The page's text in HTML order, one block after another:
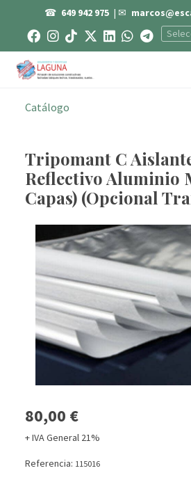
☎ 649 942 975 | ✉
Catálogo
Tripomant C
Reflectivo Aluminio
Capas) (Opcional
80,00 €
+ IVA General 21%
Referencia: 115016